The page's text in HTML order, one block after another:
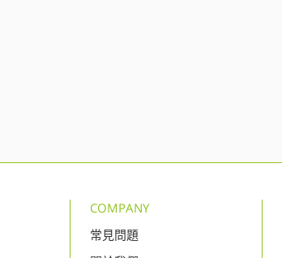
COMPANY
常見問題